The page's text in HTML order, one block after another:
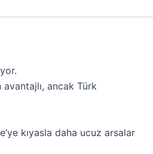
ancak Türk
kıyasla daha ucuz arsalar